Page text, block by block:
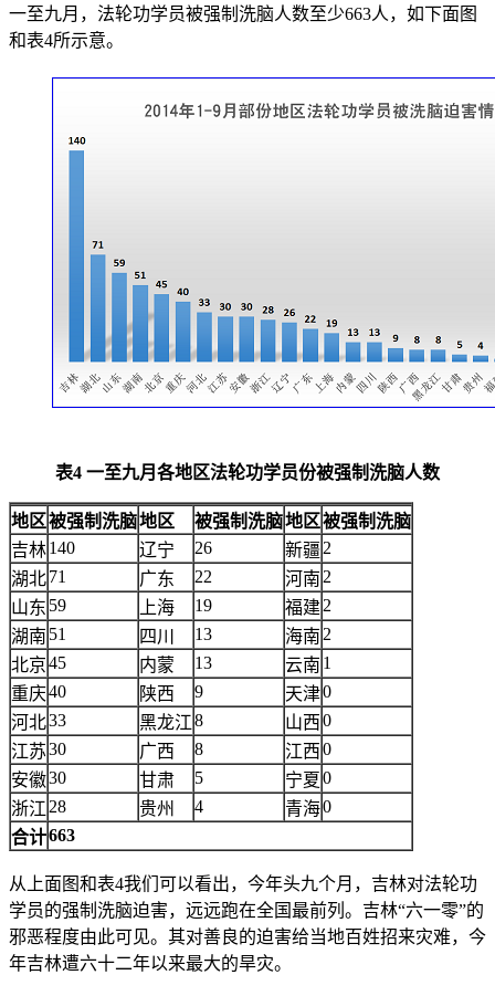
一至九月，法轮功学员被强制洗脑人数至少663人，如下面图
和表4所示意。
表4 一至九月各地区法轮功学员份被强制洗脑人数
地区被强制洗脑地区 被强制洗脑地区被强制洗脑
吉林140 辽宁 26 新疆 2
湖北71 广东 22 河南 2
山东 59 上海 19 福建2
湖南 51 四川 13 海南 2
北京45 内蒙 13 云南 1
重庆40 陕西 9 天津0
河北33 黑龙江8 山西0
江苏30 广西 8 江西0
安徽30 甘肃 5 宁夏 0
浙江 28 贵州 4 青海0
合计663
从上面图和表4我们可以看出，今年头九个月，吉林对法轮功
学员的强制洗脑迫害，远远跑在全国最前列。吉林“六一零”的
邪恶程度由此可见。其对善良的迫害给当地百姓招来灾难，今
年吉林遭六十二年以来最大的旱灾。